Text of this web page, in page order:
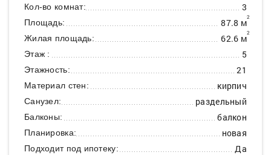
Кол-во комнат: 3
Площадь: 87.8 м2
Жилая площадь: 62.6 м2
Этаж : 5
Этажность: 21
Материал стен: кирпич
Санузел: раздельный
Балконы: балкон
Планировка: новая
Подходит под ипотеку: Да